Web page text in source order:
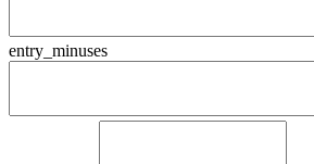
entry_minuses